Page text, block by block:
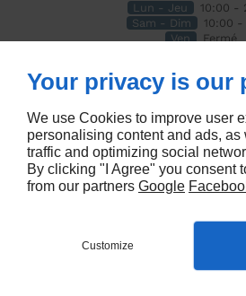
Lun - Jeu
10:00 -
Sam - Dim
10:00 -
Ven
Fermé
À propos
Politique de
Plan du site
Me contacter
Your privacy is our
We use Cookies to improve user
personalising content and ads,
traffic and optimizing social
By clicking "I Agree" you consent
from our partners Google
Customize